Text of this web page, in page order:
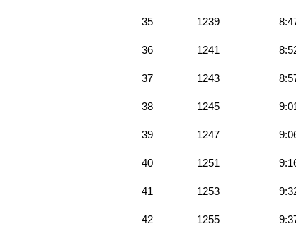
35 1239
36 1241
37 1243
38 1245
39 1247
40 1251
41 1253
42 1255